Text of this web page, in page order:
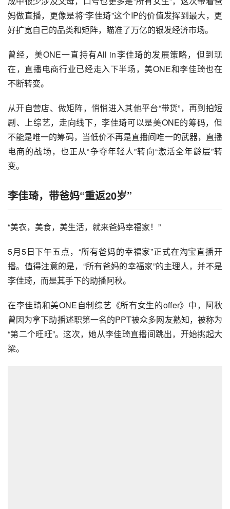
妈做直播，更像是将“李佳琦”这个IP的价值发挥到最大，更
好扩宽自己的品类和矩阵，瞄准了万亿的银发经济市场。
曾经，美ONE一直持有All in李佳琦的发展策略，但到现
在，直播电商行业已经走入下半场，美ONE和李佳琦也在
不断转变。
从开自营店、做矩阵，悄悄进入其他平台“带货”，再到拍短
剧、上综艺，走向线下，李佳琦可以是美ONE的筹码，但
不能是唯一的筹码，当低价不再是直播间唯一的武器，直播
电商的战场，也正从“争夺年轻人”转向“激活全年龄层”转
变。
李佳琦，带爸妈“重返20岁”
“美衣，美食，美生活，就来爸妈幸福家！”
5月5日下午五点，“所有爸妈的幸福家”正式在淘宝直播开
播。值得注意的是，“所有爸妈的幸福家”的主理人，并不是
李佳琦，而是其手下的助播阿秋。
在李佳琦和美ONE自制综艺《所有女生的offer》中，阿秋
曾因为拿下助播述职第一名的PPT被众多网友熟知，被称为
“第二个旺旺”。这次，她从李佳琦直播间跳出，开始挑起大
梁。